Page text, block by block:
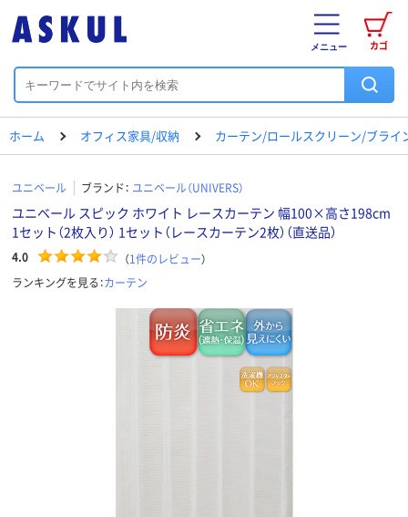
カゴ
メニュー
ホーム オフィス家具/収納 カーテン/ロールスクリーン/ブライ
ユニベール ブランド： ユニベール（UNIVERS）
ユニベール スピック ホワイト レースカーテン 幅100×高さ198cm
1セット（2枚入り） 1セット（レースカーテン2枚）（直送品）
4.0 （1件のレビュー）
ランキングを見る：カーテン